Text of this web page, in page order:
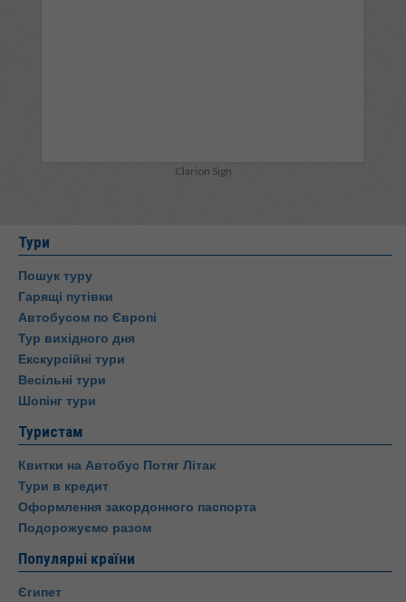
Clarion Sign
Тури
Пошук туру
Гарящі путівки
Автобусом по Європі
Тур вихідного дня
Екскурсійні тури
Весільні тури
Шопінг тури
Туристам
Квитки на Автобус Потяг Літак
Тури в кредит
Оформлення закордонного паспорта
Подорожуємо разом
Популярні країни
Єгипет